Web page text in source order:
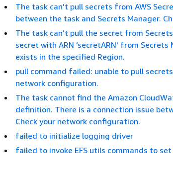
The task can’t pull secrets from AWS
between the task and Secrets Manager.
The task can’t pull the secret from
secret with ARN ‘secretARN' from
exists in the specified Region.
pull command failed: unable to pull
network configuration.
The task cannot find the Amazon
definition. There is a connection issue
Check your network configuration.
failed to initialize logging driver
failed to invoke EFS utils commands to set